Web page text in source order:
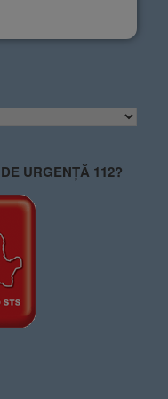
URGENȚĂ 112?